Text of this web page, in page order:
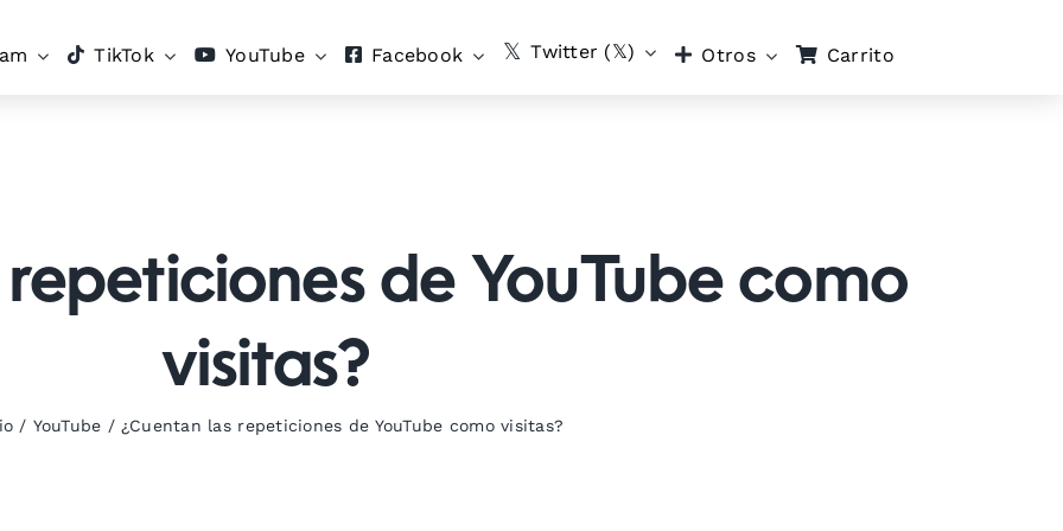
TikTok YouTube Facebook Twitter (𝕏) Otros Carrito
de YouTube como
visitas?
/ YouTube / ¿Cuentan las repeticiones de YouTube como visitas?